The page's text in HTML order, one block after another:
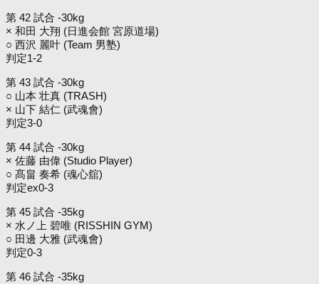
第 42 試合 -30kg
× 和田 大翔 (日進会館 宮原道場)
○ 西沢 麗叶 (Team 男塾)
判定1-2
第 43 試合 -30kg
○ 山本 壮真 (TRASH)
× 山下 結仁 (武魂會)
判定3-0
第 44 試合 -30kg
× 佐藤 由偉 (Studio Player)
○ 髙畠 奏希 (魂心舘)
判定ex0-3
第 45 試合 -35kg
× 水ノ上 碧唯 (RISSHIN GYM)
○ 田邊 大雅 (武魂會)
判定0-3
第 46 試合 -35kg